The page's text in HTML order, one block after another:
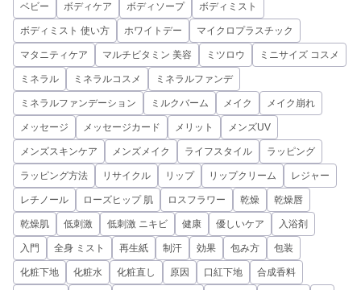
ベビー ボディケア ボディソープ ボディミスト
ボディミスト 使い方 ホワイトデー マイクロプラスチック
マタニティケア マルチビタミン 美容 ミツロウ ミニサイズ コスメ
ミネラル ミネラルコスメ ミネラルファンデ
ミネラルファンデーション ミルクバーム メイク メイク崩れ
メッセージ メッセージカード メリット メンズUV
メンズスキンケア メンズメイク ライフスタイル ラッピング
ラッピング方法 リサイクル リップ リップクリーム レジャー
レチノール ローズヒップ 肌 ロスフラワー 乾燥 乾燥唇
乾燥肌 低刺激 低刺激 ニキビ 健康 優しいケア 入浴剤
入門 全身 ミスト 再生紙 制汗 効果 包み方 包装
化粧下地 化粧水 化粧直し 原因 口紅下地 合成香料